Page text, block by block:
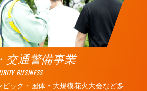
交通警備事業
BUSINESS
ック・国体・大規模花火大会など多